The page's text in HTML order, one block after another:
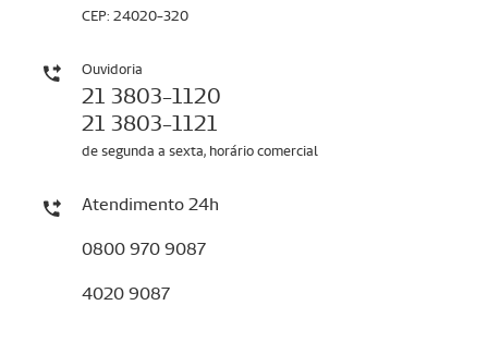
CEP: 24020-320
Ouvidoria
21 3803-1120
21 3803-1121
de segunda a sexta, horário comercial
Atendimento 24h
0800 970 9087
4020 9087